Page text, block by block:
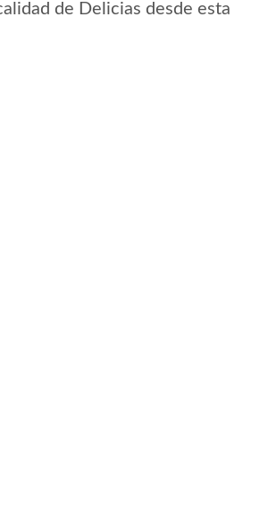
de Delicias desde esta